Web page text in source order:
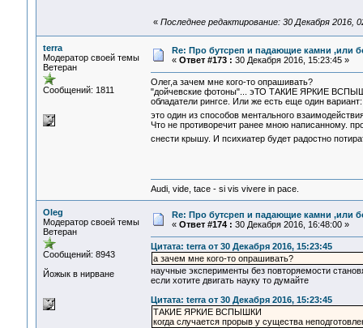
« Последнее редактирование: 30 Декабря 2016,
terra
Модератор своей темы
Ветеран
Сообщений: 1811
Re: Про бутсреп и падающие камни ,или
« Ответ #173 : 30 Декабря 2016, 15:23:45 »
Олег,а зачем мне кого-то опрашивать?
"дойчевские фотоны"... эТО ТАКИЕ ЯРКИЕ
обладатели рингсе. Или же есть еще один
это один из способов ментального
Что не противоречит ранее мною написанному.
снести крышу. И психиатер будет радостно
Audi, vide, tace - si vis vivere in pace.
Oleg
Модератор своей темы
Ветеран
Сообщений: 8943
Йожык в нирване
Re: Про бутсреп и падающие камни ,или
« Ответ #174 : 30 Декабря 2016, 16:48:00 »
Цитата: terra от 30 Декабря 2016, 15:23:45
а зачем мне кого-то опрашивать?
научные эксперименты без повторяемости
если хотите двигать науку то думайте
Цитата: terra от 30 Декабря 2016, 15:23:45
ТАКИЕ ЯРКИЕ ВСПЫШКИ
когда случается прорыв у существа